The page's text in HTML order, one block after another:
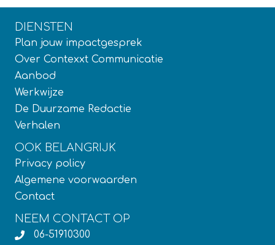
DIENSTEN
Plan jouw impactgesprek
Over Contexxt Communicatie
Aanbod
Werkwijze
De Duurzame Redactie
Verhalen
OOK BELANGRIJK
Privacy policy
Algemene voorwaarden
Contact
NEEM CONTACT OP
06-51910300